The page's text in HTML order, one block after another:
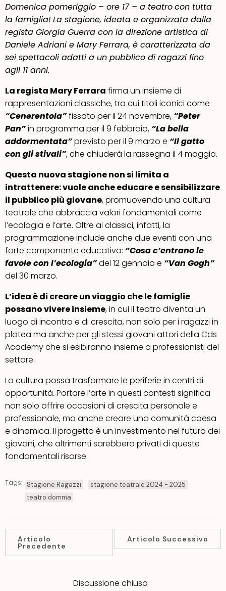
Domenica pomeriggio – ore 17 – a teatrocon tutta
la famiglia!La stagione, ideata e organizzata dalla
regista Giorgia Guerra con la direzione artistica di
Daniele Adriani e Mary Ferrara, è caratterizzata da
sei spettacoli adatti a un pubblico di ragazzi fino
agli 11 anni.
La regista Mary Ferrara firma un insieme di
rappresentazioni classiche, tra cui titoli iconici come
“Cenerentola”fissato per il 24 novembre, “Peter
Pan”in programma per il 9 febbraio, “La bella
addormentata”previsto per il 9 marzo e “Il gatto
con gli stivali”, che chiuderà la rassegna il 4 maggio.
Questa nuova stagione non si limita a
intrattenere: vuole anche educare e sensibilizzare
il pubblico più giovane, promuovendo una cultura
teatrale che abbraccia valori fondamentali come
l’ecologia e l’arte. Oltre ai classici, infatti, la
programmazione include anche due eventi con una
forte componente educativa: “Cosa c’entrano le
favole con l’ecologia”del 12 gennaio e “Van Gogh”
del 30 marzo.
L’idea è di creare un viaggio che le famiglie
possano vivere insieme, in cui il teatro diventa un
luogo di incontro e di crescita, non solo per i ragazzi in
platea ma anche per gli stessi giovani attori della Cds
Academy che si esibiranno insieme a professionisti del
settore.
La cultura possa trasformare le periferie in centri di
opportunità. Portare l’arte in questi contesti significa
non solo offrire occasioni di crescita personale e
professionale, ma anche creare una comunità coesa
e dinamica. Il progetto è un investimento nel futuro dei
giovani, che altrimenti sarebbero privati di queste
fondamentali risorse.
Tags: Stagione Ragazzi
stagione teatrale 2024 - 2025
teatro domma
Articolo
Precedente
Articolo Successivo
Discussione chiusa